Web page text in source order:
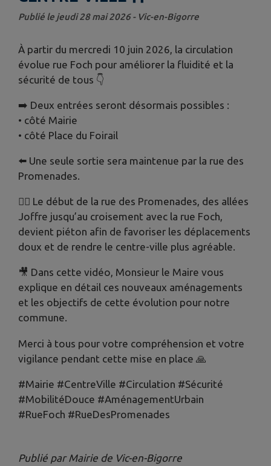
Publié le jeudi 28 mai 2026 - Vic-en-Bigorre
À partir du mercredi 10 juin 2026, la circulation
évolue rue Foch pour améliorer la fluidité et la
sécurité de tous 👇
➡️ Deux entrées seront désormais possibles :
• côté Mairie
• côté Place du Foirail
⬅️ Une seule sortie sera maintenue par la rue des
Promenades.
🚶‍♀️ Le début de la rue des Promenades, des allées
Joffre jusqu’au croisement avec la rue Foch,
devient piéton afin de favoriser les déplacements
doux et de rendre le centre-ville plus agréable.
🎥 Dans cette vidéo, Monsieur le Maire vous
explique en détail ces nouveaux aménagements
et les objectifs de cette évolution pour notre
commune.
Merci à tous pour votre compréhension et votre
vigilance pendant cette mise en place 🙏
#Mairie #CentreVille #Circulation #Sécurité
#MobilitéDouce #AménagementUrbain
#RueFoch #RueDesPromenades
Publié par Mairie de Vic-en-Bigorre